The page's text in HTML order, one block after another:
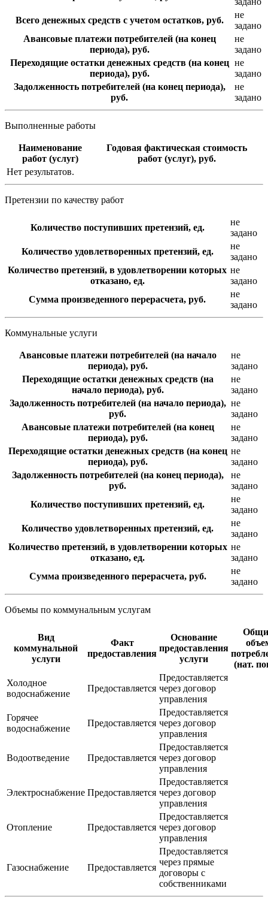
Всего денежных средств с учетом остатков, руб.
не
задано
Авансовые платежи потребителей (на конец
периода), руб.
не
задано
Переходящие остатки денежных средств (на конец
периода), руб.
не
задано
Задолженность потребителей (на конец периода),
руб.
не
задано
Выполненные работы
Наименование
работ (услуг)
Годовая фактическая стоимость
работ (услуг), руб.
Нет результатов.
Претензии по качеству работ
Количество поступивших претензий, ед.
не
задано
Количество удовлетворенных претензий, ед.
не
задано
Количество претензий, в удовлетворении которых
отказано, ед.
не
задано
Сумма произведенного перерасчета, руб.
не
задано
Коммунальные услуги
Авансовые платежи потребителей (на начало
периода), руб.
не
задано
Переходящие остатки денежных средств (на
начало периода), руб.
не
задано
Задолженность потребителей (на начало периода),
руб.
не
задано
Авансовые платежи потребителей (на конец
периода), руб.
не
задано
Переходящие остатки денежных средств (на конец
периода), руб.
не
задано
Задолженность потребителей (на конец периода),
руб.
не
задано
Количество поступивших претензий, ед.
не
задано
Количество удовлетворенных претензий, ед.
не
задано
Количество претензий, в удовлетворении которых
отказано, ед.
не
задано
Сумма произведенного перерасчета, руб.
не
задано
Объемы по коммунальным услугам
Вид
коммунальной
услуги
Факт
предоставления
Основание
предоставления
услуги
(нат.
Холодное
водоснабжение
Предоставляется
Предоставляется
через договор
управления
Горячее
водоснабжение
Предоставляется
Предоставляется
через договор
управления
Водоотведение Предоставляется
Предоставляется
через договор
управления
Электроснабжение Предоставляется
Предоставляется
через договор
управления
Отопление Предоставляется
Предоставляется
через договор
управления
Газоснабжение Предоставляется
Предоставляется
через прямые
договоры с
собственниками